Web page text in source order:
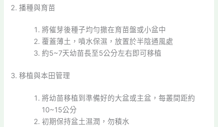
2. 播種與育苗
將催芽後種子均勻撒在育苗盤或小盆中
覆蓋薄土，噴水保濕，放置於半陰通風處
約5~7天幼苗長至5公分左右即可移植
3. 移植與本田管理
將幼苗移植到準備好的大盆或主盆，每叢間距約
10~15公分
初期保持盆土濕潤，勿積水